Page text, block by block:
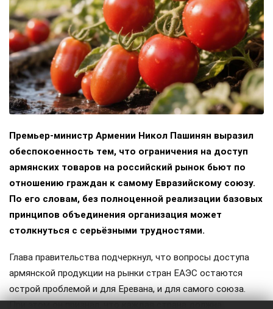
Премьер-министр Армении Никол Пашинян выразил
обеспокоенность тем, что ограничения на доступ
армянских товаров на российский рынок бьют по
отношению граждан к самому Евразийскому союзу.
По его словам, без полноценной реализации базовых
принципов объединения организация может
столкнуться с серьёзными трудностями.
Глава правительства подчеркнул, что вопросы доступа
армянской продукции на рынки стран ЕАЭС остаются
острой проблемой и для Еревана, и для самого союза.
При этом он признал, что каждая страна должна